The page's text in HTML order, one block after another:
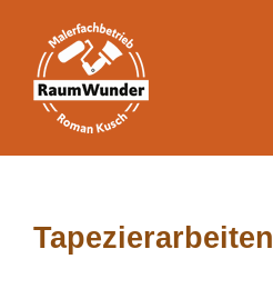
content
Tapezierarbeiten